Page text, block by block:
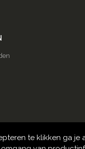
© Copyright Carmako 2024
te klikken ga je